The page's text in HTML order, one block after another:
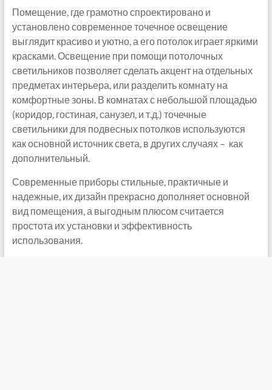
Помещение, где грамотно спроектировано и
установлено современное точечное освещение
выглядит красиво и уютно, а его потолок играет яркими
красками. Освещение при помощи потолочных
светильников позволяет сделать акцент на отдельных
предметах интерьера, или разделить комнату на
комфортные зоны. В комнатах с небольшой площадью
(коридор, гостиная, санузел, и т.д.) точечные
светильники для подвесных потолков используются
как основной источник света, в других случаях – как
дополнительный.
Современные приборы стильные, практичные и
надежные, их дизайн прекрасно дополняет основной
вид помещения, а выгодным плюсом считается
простота их установки и эффективность
использования.